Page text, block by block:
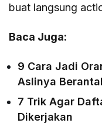
buat langsung
Baca Juga:
9 Cara Jadi
Aslinya
7 Trik Agar
Dikerjakan